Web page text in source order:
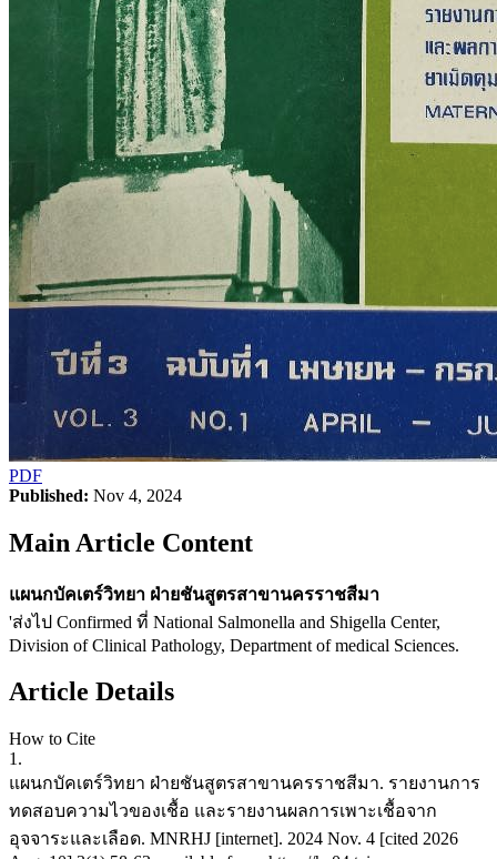
PDF
Published: Nov 4, 2024
Main Article Content
แผนกบัคเตร์วิทยา ฝ่ายชันสูตรสาขานครราชสีมา
'ส่งไป Confirmed ที่ National Salmonella and Shigella Center,
Division of Clinical Pathology, Department of medical Sciences.
Article Details
How to Cite
1.
แผนกบัคเตร์วิทยา ฝ่ายชันสูตรสาขานครราชสีมา. รายงานการ
ทดสอบความไวของเชื้อ และรายงานผลการเพาะเชื้อจาก
อุจจาระและเลือด. MNRHJ [internet]. 2024 Nov. 4 [cited 2026